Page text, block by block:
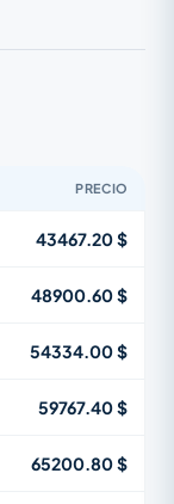
PRECIO
43467.20 $
48900.60 $
54334.00 $
59767.40 $
65200.80 $